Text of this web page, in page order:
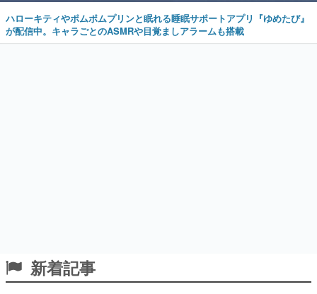
ハローキティやポムポムプリンと眠れる睡眠サポートアプリ『ゆめたび』
が配信中。キャラごとのASMRや目覚ましアラームも搭載
新着記事